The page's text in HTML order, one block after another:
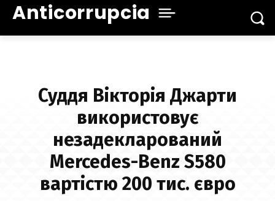
Anticorrupcia
Суддя Вікторія Джарти
використовує
незадекларований
Mercedes-Benz S580
вартістю 200 тис. євро